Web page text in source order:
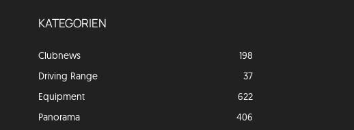
KATEGORIEN
Clubnews
198
Driving Range
37
Equipment
622
Panorama
406